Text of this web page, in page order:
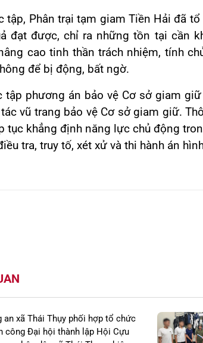
tập, Phân trại tạm giam Tiền Hải đã
đạt được, chỉ ra những tồn tại cần
cao tinh thần trách nhiệm, tính
để bị động, bất ngờ.
tập phương án bảo vệ Cơ sở giam
vũ trang bảo vệ Cơ sở giam giữ.
tục khẳng định năng lực chủ động
tra, truy tố, xét xử và thi hành án
an xã Thái Thụy phối hợp tổ chức
công Đại hội thành lập Hội Cựu